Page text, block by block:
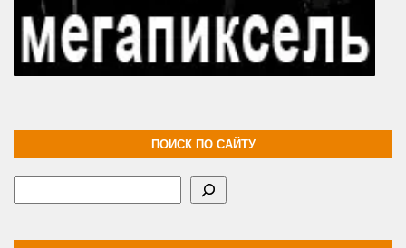
ПОИСК ПО САЙТУ